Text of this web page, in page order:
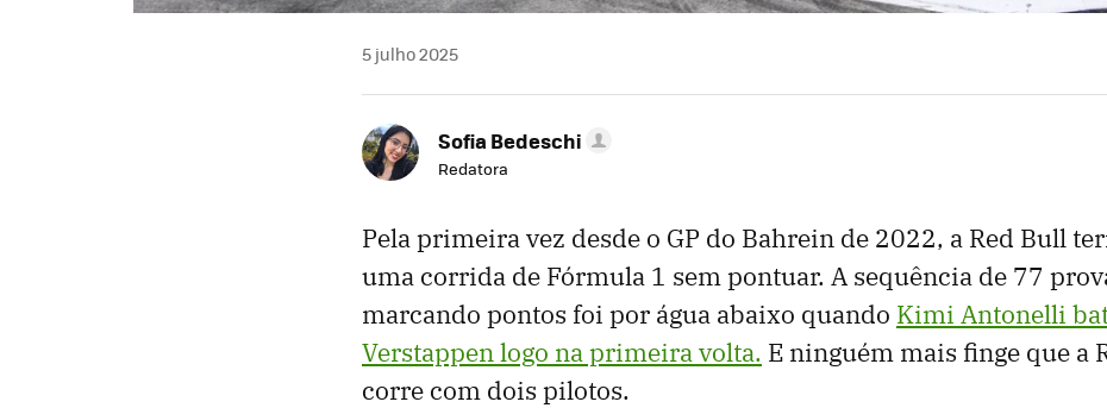
5 julho 2025
Sofia Bedeschi
Redatora
Pela primeira vez desde o GP do Bahrein de 2022, a Red Bull
uma corrida de Fórmula 1 sem pontuar. A sequência de 77
marcando pontos foi por água abaixo quando Kimi Antonelli
Verstappen logo na primeira volta. E ninguém mais finge que a
corre com dois pilotos.